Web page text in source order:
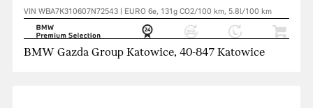
VIN WBA7K310607N72543 | EURO 6e, 131g CO2/100 km, 5.8l/100 km
BMW Gazda Group Katowice, 40-847 Katowice